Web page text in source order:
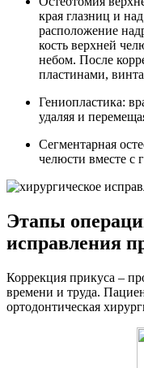
края глазниц и
расположение
кость верхней
небом. После
пластинами,
Гениопластика:
удаляя и
Сегментарная
челюсти вместе с
Этапы
исправления
Коррекция прикуса –
времени и труда.
ортодонтическая